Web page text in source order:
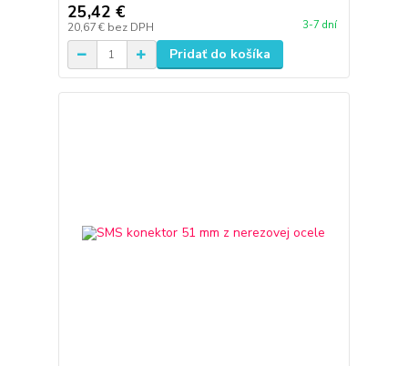
25,42 €
20,67 € bez DPH 3-7 dní
Pridať do košíka